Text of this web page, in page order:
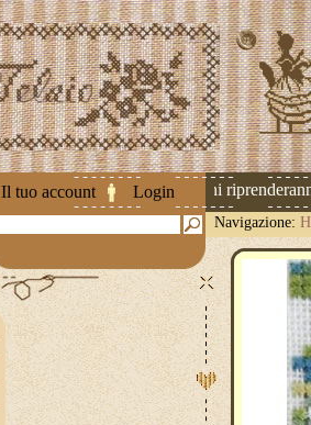
Il tuo account Login
Attenzione ! Le spedizioni riprenderanno
Navigazione: